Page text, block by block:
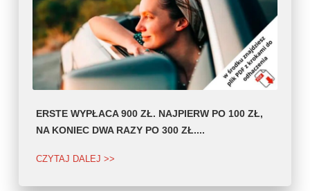
ERSTE WYPŁACA 900 ZŁ. NAJPIERW PO 100 ZŁ,
NA KONIEC DWA RAZY PO 300 ZŁ....
CZYTAJ DALEJ >>